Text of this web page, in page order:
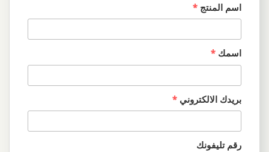
اسم المنتج *
اسمك *
بريدك الالكتروني *
رقم تليفونك